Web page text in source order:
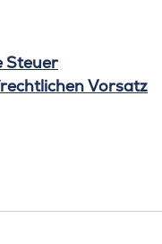
Steuer
Vorsatz